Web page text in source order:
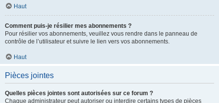
Haut
Comment puis-je résilier mes abonnements ?
Pour résilier vos abonnements, veuillez vous rendre dans le panneau de
contrôle de l’utilisateur et suivre le lien vers vos abonnements.
Haut
Pièces jointes
Quelles pièces jointes sont autorisées sur ce forum ?
Chaque administrateur peut autoriser ou interdire certains types de pièces